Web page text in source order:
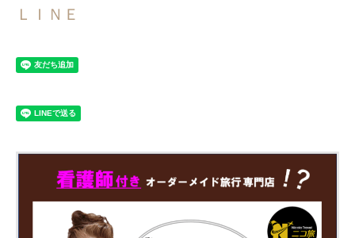
ＬＩＮＥ